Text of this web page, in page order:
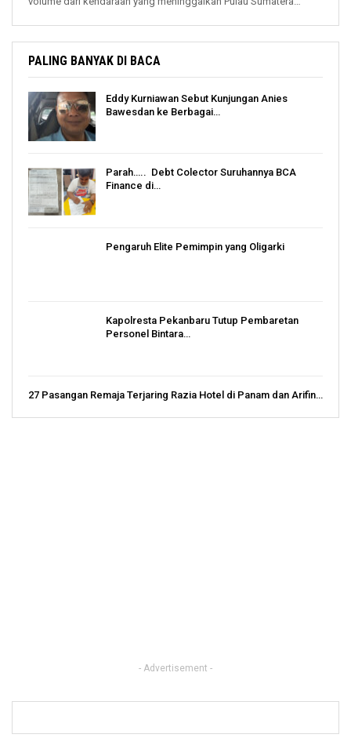
PALING BANYAK DI BACA
Eddy Kurniawan Sebut Kunjungan Anies
Bawesdan ke Berbagai…
Parah….. Debt Colector Suruhannya BCA
Finance di…
Pengaruh Elite Pemimpin yang Oligarki
Kapolresta Pekanbaru Tutup Pembaretan
Personel Bintara…
27 Pasangan Remaja Terjaring Razia Hotel di Panam dan Arifin…
- Advertisement -